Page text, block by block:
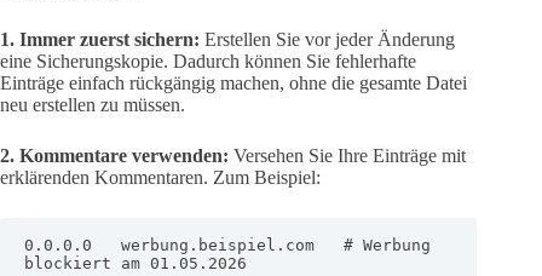
1. Immer zuerst sichern: Erstellen Sie vor jeder Änderung
eine Sicherungskopie. Dadurch können Sie fehlerhafte
Einträge einfach rückgängig machen, ohne die gesamte Datei
neu erstellen zu müssen.
2. Kommentare verwenden: Versehen Sie Ihre Einträge mit
erklärenden Kommentaren. Zum Beispiel:
0.0.0.0   werbung.beispiel.com   # Werbung
blockiert am 01.05.2026